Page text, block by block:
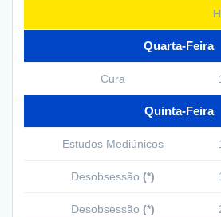
Quarta-Feira
Cura
Quinta-Feira
Estudos Mediúnicos
Desobsessão (*)
Desobsessão (*)